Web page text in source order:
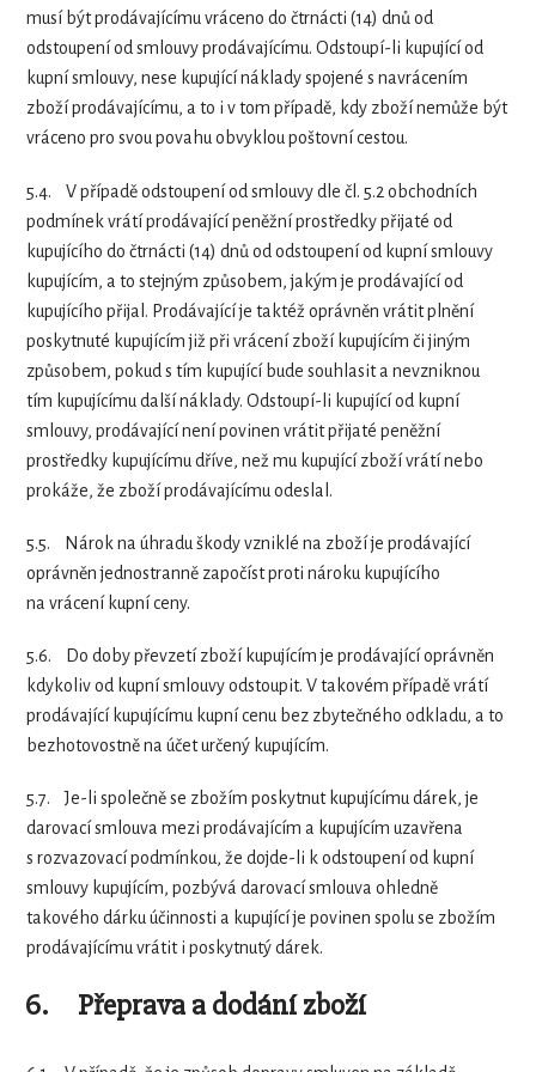
musí být prodávajícímu vráceno do čtrnácti (14) dnů od
odstoupení od smlouvy prodávajícímu. Odstoupí-li kupující od
kupní smlouvy, nese kupující náklady spojené s navrácením
zboží prodávajícímu, a to i v tom případě, kdy zboží nemůže být
vráceno pro svou povahu obvyklou poštovní cestou.
5.4.
V případě odstoupení od smlouvy dle čl. 5.2 obchodních
podmínek vrátí prodávající peněžní prostředky přijaté od
kupujícího do čtrnácti (14) dnů od odstoupení od kupní smlouvy
kupujícím, a to stejným způsobem, jakým je prodávající od
kupujícího přijal. Prodávající je taktéž oprávněn vrátit plnění
poskytnuté kupujícím již při vrácení zboží kupujícím či jiným
způsobem, pokud s tím kupující bude souhlasit a nevzniknou
tím kupujícímu další náklady. Odstoupí-li kupující od kupní
smlouvy, prodávající není povinen vrátit přijaté peněžní
prostředky kupujícímu dříve, než mu kupující zboží vrátí nebo
prokáže, že zboží prodávajícímu odeslal.
5.5.
Nárok na úhradu škody vzniklé na zboží je prodávající
oprávněn jednostranně započíst proti nároku kupujícího
na vrácení kupní ceny.
5.6.
Do doby převzetí zboží kupujícím je prodávající oprávněn
kdykoliv od kupní smlouvy odstoupit. V takovém případě vrátí
prodávající kupujícímu kupní cenu bez zbytečného odkladu, a to
bezhotovostně na účet určený kupujícím.
5.7.
Je-li společně se zbožím poskytnut kupujícímu dárek, je
darovací smlouva mezi prodávajícím a kupujícím uzavřena
s rozvazovací podmínkou, že dojde-li k odstoupení od kupní
smlouvy kupujícím, pozbývá darovací smlouva ohledně
takového dárku účinnosti a kupující je povinen spolu se zbožím
prodávajícímu vrátit i poskytnutý dárek.
6. Přeprava a dodání zboží